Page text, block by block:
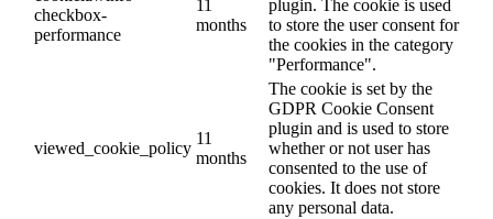
checkbox-
performance
11
months
plugin. The cookie is used
to store the user consent for
the cookies in the category
"Performance".
viewed_cookie_policy
11
months
The cookie is set by the
GDPR Cookie Consent
plugin and is used to store
whether or not user has
consented to the use of
cookies. It does not store
any personal data.